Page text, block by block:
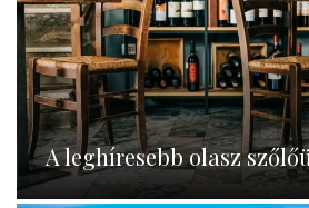
A leghíresebb olasz